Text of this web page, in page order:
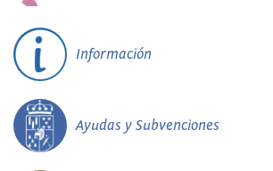
Información
Ayudas y Subvenciones